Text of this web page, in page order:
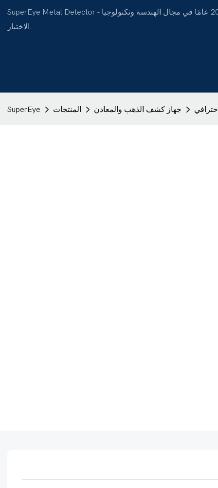
SuperEye Metal Detector - شركة تصنيع محترفة للكشف عن المعادن تتمتع بخبرة تزيد عن 20 عامًا في مجال الهندسة وتكنولوجيا
الاختبار.
SuperEye المنتجات جهاز كشف الذهب والمعادن